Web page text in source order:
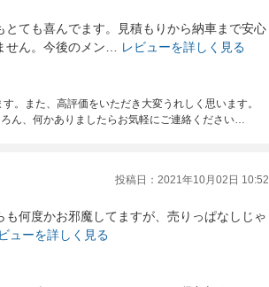
ても喜んでます。見積もりから納車まで安心
せん。今後のメン…
レビューを詳しく見る
。また、高評価をいただき大変うれしく思います。
ん、何かありましたらお気軽にご連絡ください…
投稿日：2021年10月02日 10:52
何度かお邪魔してますが、売りっぱなしじゃ
ューを詳しく見る